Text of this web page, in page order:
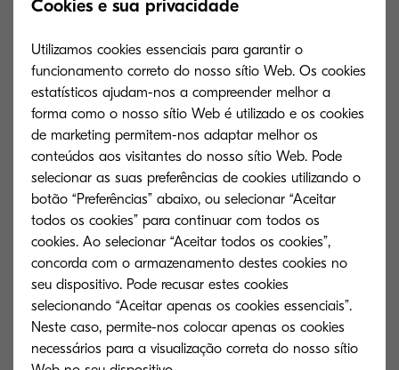
v2.0.8106.zip)
19 MB ZIP
Scanner driver (TWAIN/WIA) (2.0.8106/2.2.2106)
20 MB ZIP
Status Monitor of KX driver pop-up a message box for
‘toner low’ and ‘toner empty’message
(5.0.69.29)
180 KB ZIP
Cookies e sua privacidade
Utilizamos cookies essenciais para garantir o
funcionamento correto do nosso sítio Web. Os cookies
estatísticos ajudam-nos a compreender melhor a
forma como o nosso sítio Web é utilizado e os cookies
de marketing permitem-nos adaptar melhor os
conteúdos aos visitantes do nosso sítio Web. Pode
selecionar as suas preferências de cookies utilizando o
botão “Preferências” abaixo, ou selecionar “Aceitar
todos os cookies” para continuar com todos os
cookies. Ao selecionar “Aceitar todos os cookies”,
concorda com o armazenamento destes cookies no
seu dispositivo. Pode recusar estes cookies
selecionando “Aceitar apenas os cookies essenciais”.
Neste caso, permite-nos colocar apenas os cookies
necessários para a visualização correta do nosso sítio